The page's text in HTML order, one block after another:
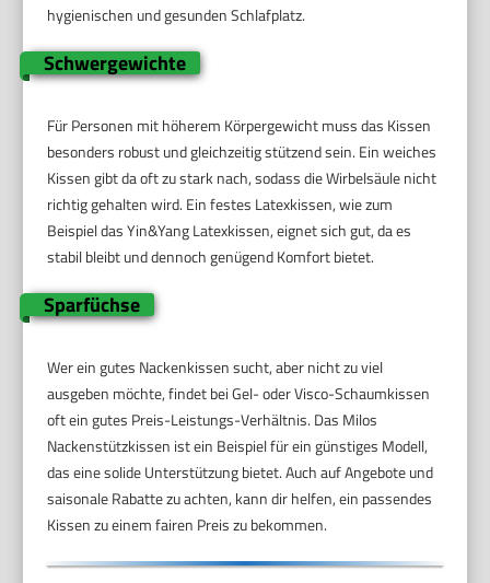
hygienischen und gesunden Schlafplatz.
Schwergewichte
Für Personen mit höherem Körpergewicht muss das Kissen
besonders robust und gleichzeitig stützend sein. Ein weiches
Kissen gibt da oft zu stark nach, sodass die Wirbelsäule nicht
richtig gehalten wird. Ein festes Latexkissen, wie zum
Beispiel das Yin&Yang Latexkissen, eignet sich gut, da es
stabil bleibt und dennoch genügend Komfort bietet.
Sparfüchse
Wer ein gutes Nackenkissen sucht, aber nicht zu viel
ausgeben möchte, findet bei Gel- oder Visco-Schaumkissen
oft ein gutes Preis-Leistungs-Verhältnis. Das Milos
Nackenstützkissen ist ein Beispiel für ein günstiges Modell,
das eine solide Unterstützung bietet. Auch auf Angebote und
saisonale Rabatte zu achten, kann dir helfen, ein passendes
Kissen zu einem fairen Preis zu bekommen.